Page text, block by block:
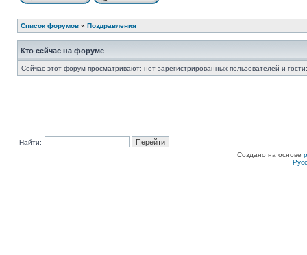
Список форумов » Поздравления
Кто сейчас на форуме
Сейчас этот форум просматривают: нет зарегистрированных пользователей и
Найти:
Создано на основе